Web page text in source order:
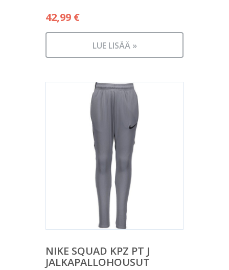
42,99 €
LUE LISÄÄ »
NIKE SQUAD KPZ PT J
JALKAPALLOHOUSUT